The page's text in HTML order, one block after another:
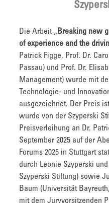
Die Arbeit „Breaking new
of experience and the
Patrick Figge, Prof. Dr.
Passau) und Prof. Dr.
Management) wurde mit
Technologie- und
ausgezeichnet. Der Preis
wurde von der Szyperski
Preisverleihung an Dr.
September 2025 auf der
Forums 2025 in Stuttgart
durch Leonie Szyperski
Szyperski Stiftung) sowie
Baum (Universität
mit dem Juryvorsitzenden